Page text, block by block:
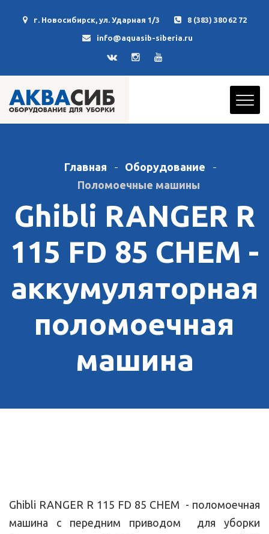
г. Новосибирск, ул. Ударная 1/3 8 (383) 380 62 72
info@aquasib-siberia.ru
Главная
Оборудование
Поломоечные машины
Ghibli RANGER R
115 FD 85 CHEM -
аккумуляторная
поломоечная
машина
Ghibli RANGER R 115 FD 85 CHEM - поломоечная
машина с передним приводом для уборки